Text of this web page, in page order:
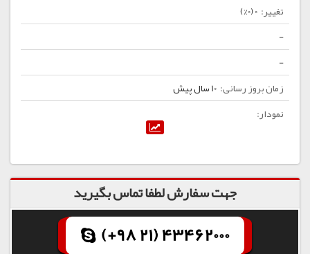
0 (0%)
-
-
10 سال پیش
جهت سفارش لطفا تماس بگیرید
(+98 21) 43462000